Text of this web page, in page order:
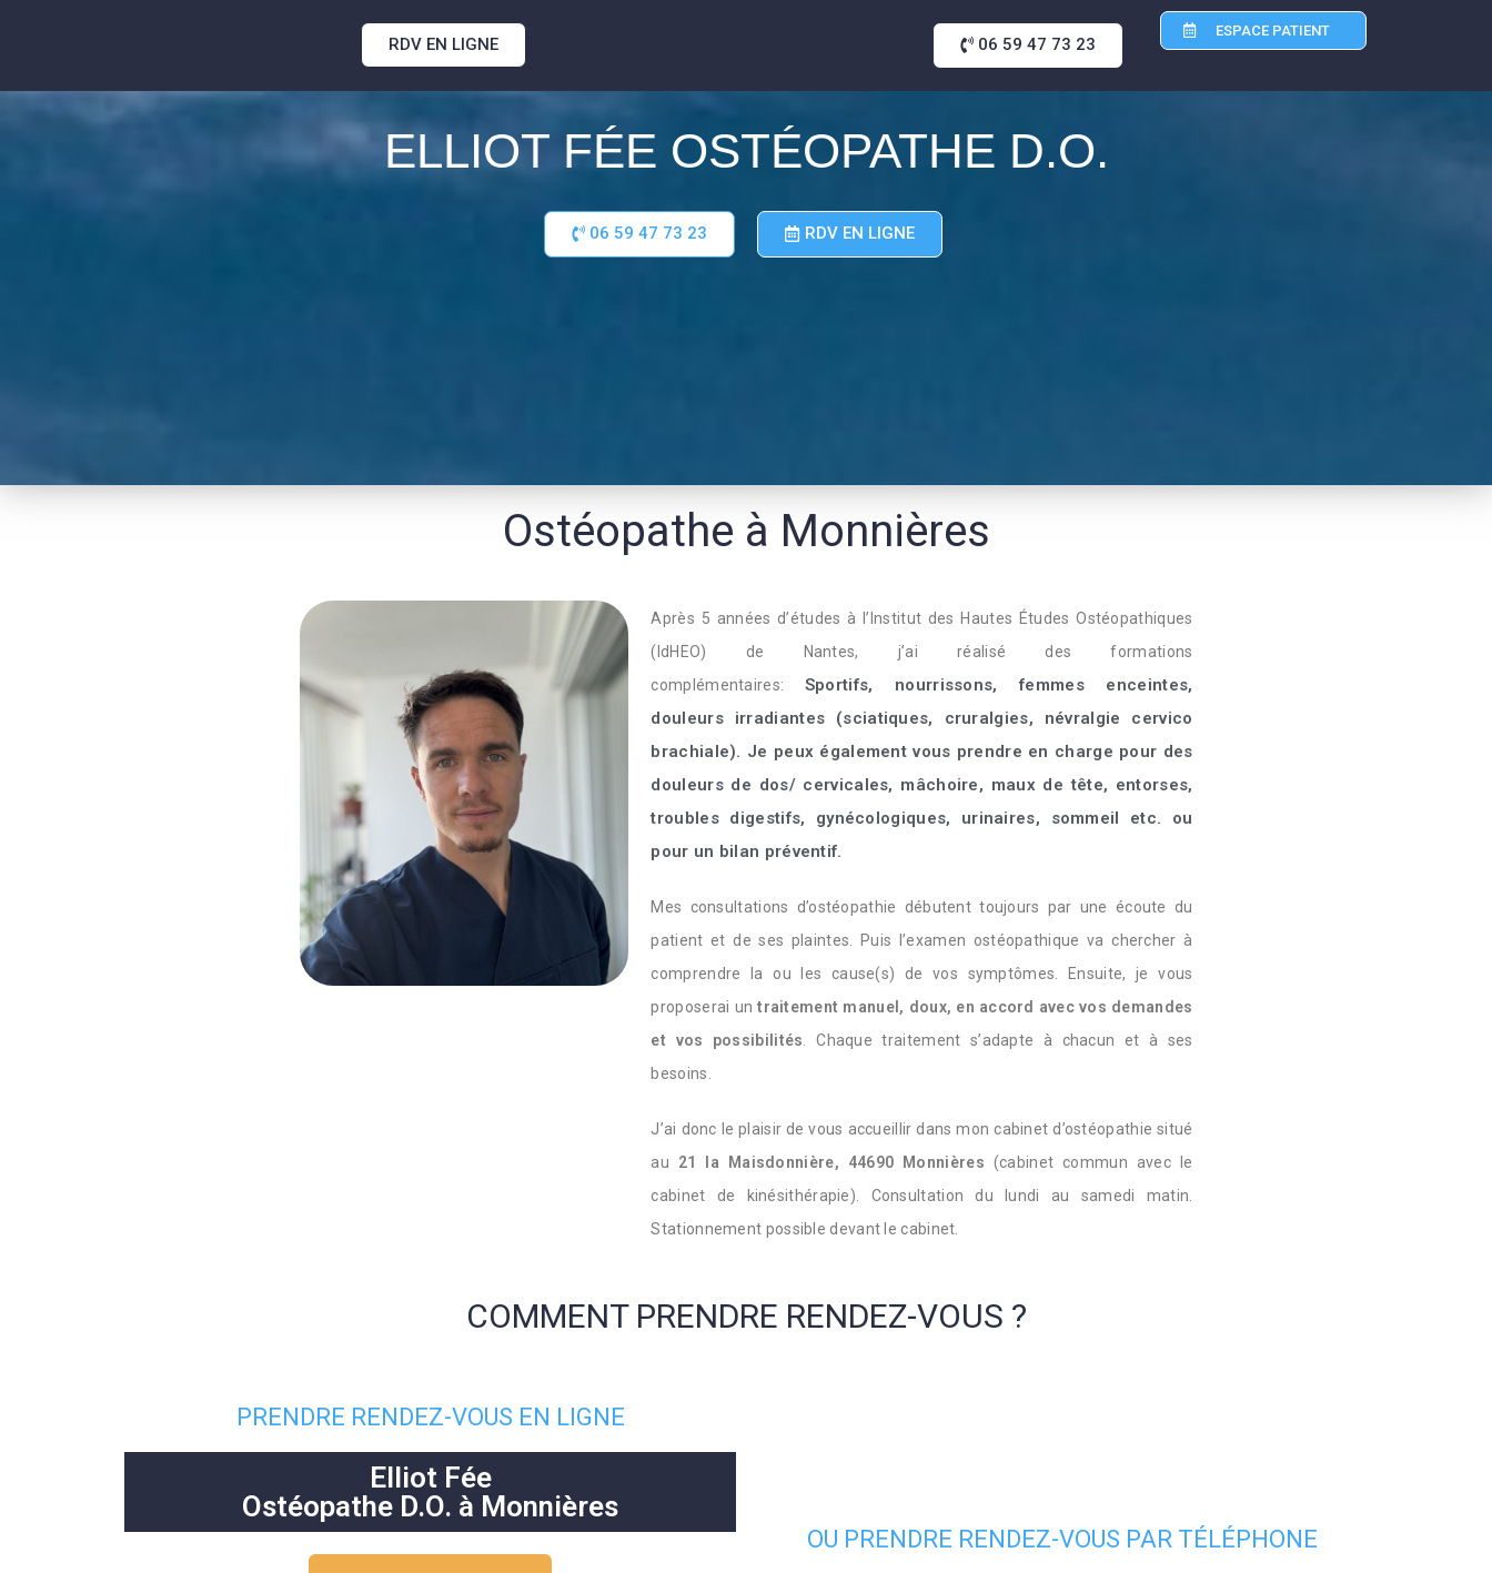
RDV EN LIGNE 06 59 47 73 23
ESPACE PATIENT
ELLIOT FÉE OSTÉOPATHE D.O.
06 59 47 73 23 RDV EN LIGNE
Ostéopathe à Monnières
Après 5 années d’études à l’Institut des Hautes Études Ostéopathiques
(IdHEO) de Nantes, j’ai réalisé des formations
complémentaires: Sportifs, nourrissons, femmes enceintes,
douleurs irradiantes (sciatiques, cruralgies, névralgie cervico
brachiale). Je peux également vous prendre en charge pour des
douleurs de dos/ cervicales, mâchoire, maux de tête, entorses,
troubles digestifs, gynécologiques, urinaires, sommeil etc. ou
pour un bilan préventif.
Mes consultations d’ostéopathie débutent toujours par une écoute du
patient et de ses plaintes. Puis l’examen ostéopathique va chercher à
comprendre la ou les cause(s) de vos symptômes. Ensuite, je vous
proposerai untraitement manuel, doux, en accord avec vos demandes
et vos possibilités . Chaque traitement s’adapte à chacun et à ses
besoins.
J’ai donc le plaisir de vous accueillir dans mon cabinet d’ostéopathie situé
au 21 la Maisdonnière, 44690 Monnières (cabinet commun avec le
cabinet de kinésithérapie). Consultation du lundi au samedi matin.
Stationnement possible devant le cabinet.
COMMENT PRENDRE RENDEZ-VOUS ?
PRENDRE RENDEZ-VOUS EN LIGNE
Elliot Fée
Ostéopathe D.O. à Monnières
OU PRENDRE RENDEZ-VOUS PAR TÉLÉPHONE